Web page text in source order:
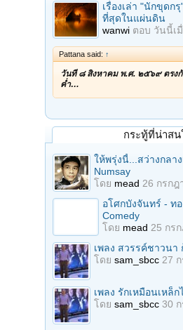
เรื่องเล่า "นักขุดก
ที่สุดในแผ่นดิน
wanwi ตอบ วันนี้เ
Pattana said: ↑
วันที่ ๘ สิงหาคม พ.ศ. ๒๕๖๙ ตรงกั
ค่ำ…
กระทู้ที่น่าสน
ให้พรุ่งนี้...สว่างกลาง
Numsay
โดย mead 26 กรกฎ
อโศกบังจันทร์ - ท
Comedy
โดย mead 25 กร
เพลง สวรรค์ชาวน
โดย sam_sbcc 27
เพลง รักเหมือนเหล็
โดย sam_sbcc 30